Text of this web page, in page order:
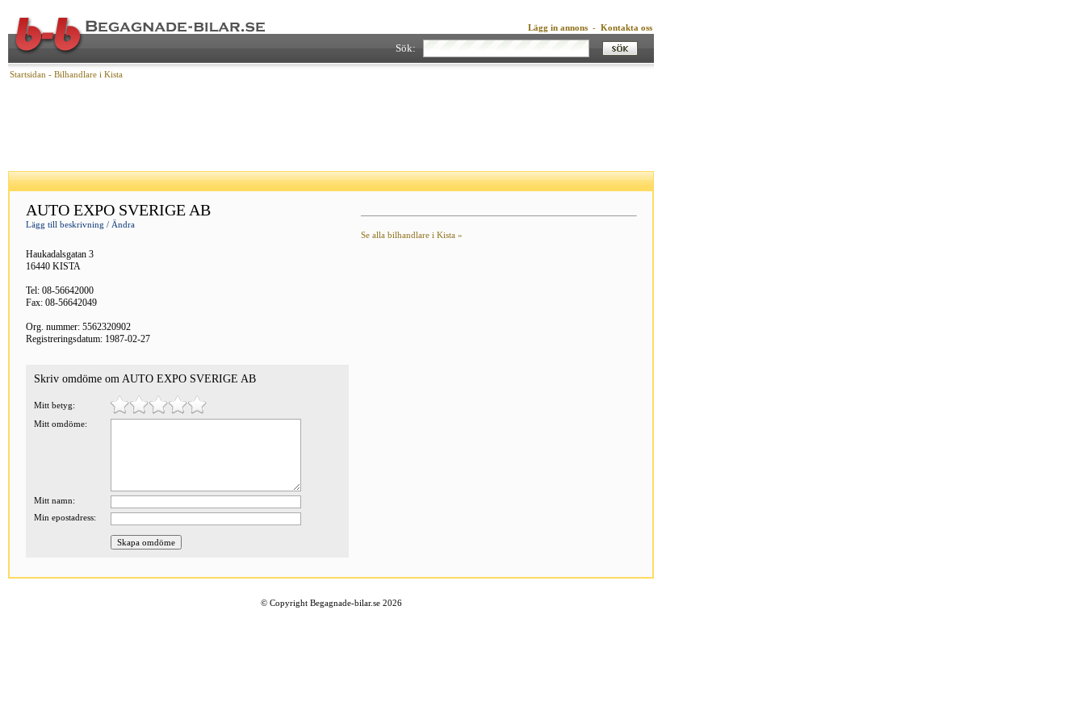
Lägg in annons - Kontakta oss
Sök:
Startsidan - Bilhandlare i Kista
AUTO EXPO SVERIGE AB
Lägg till beskrivning / Ändra
Haukadalsgatan 3
16440 KISTA
Tel: 08-56642000
Fax: 08-56642049
Org. nummer: 5562320902
Registreringsdatum: 1987-02-27
Skriv omdöme om AUTO EXPO SVERIGE AB
Mitt betyg:
Mitt omdöme:
Mitt namn:
Min epostadress:
Se alla bilhandlare i Kista »
©Copyright Begagnade-bilar.se 2026